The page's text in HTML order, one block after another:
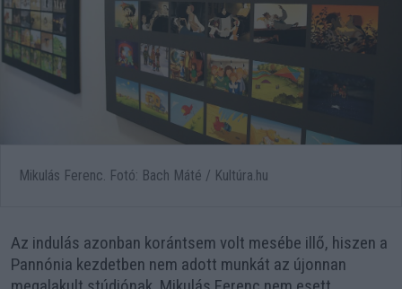
Mikulás Ferenc. Fotó: Bach Máté / Kultúra.hu
Az indulás azonban korántsem volt mesébe illő, hiszen a
Pannónia kezdetben nem adott munkát az újonnan